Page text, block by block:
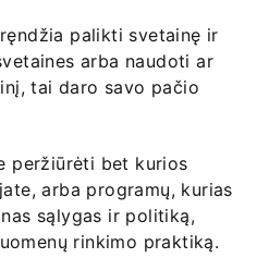
palikti svetainę ir
arba naudoti ar
tai daro savo pačio
bet kurios
arba programų, kurias
sąlygas ir politiką,
rinkimo praktiką.